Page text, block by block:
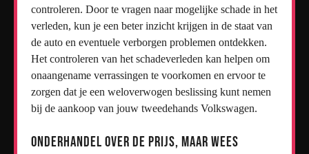
controleren. Door te vragen naar mogelijke schade in het
verleden, kun je een beter inzicht krijgen in de staat van
de auto en eventuele verborgen problemen ontdekken.
Het controleren van het schadeverleden kan helpen om
onaangename verrassingen te voorkomen en ervoor te
zorgen dat je een weloverwogen beslissing kunt nemen
bij de aankoop van jouw tweedehands Volkswagen.
Onderhandel over de prijs, maar wees